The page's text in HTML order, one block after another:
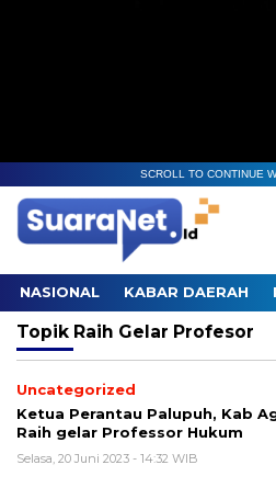
SCROLL TO CONTINUE
NASIONAL KABAR DAERAH
Topik Raih Gelar Profesor
Uncategorized
Ketua Perantau Palupuh, Kab
Raih gelar Professor Hukum
Selasa, 20 Juni 2023 - 14:32 WIB